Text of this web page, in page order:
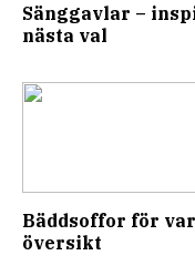
Sänggavlar –
nästa val
Bäddsoffor för
översikt